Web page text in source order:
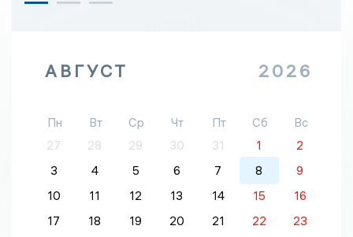
АВГУСТ 2026
Пн Вт Ср Чт Пт Сб
Вс
27
28 29 30 31 1
2
3
4 5 6 7 8
9
10
11 12 13 14 15
16
17
18 19 20 21 22
23